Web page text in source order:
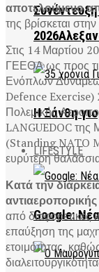
Η Ξάνθη
LIFESTYLE
Google:
αποτελούμενο
της βρίσκεται
Στις 14 Μαρτίου
ΓΕΕΘΑ ως προς
Ενόπλων
Defence
Πολεμικής
LANGUEDOC της
(Standing NATO
ευρύτερη
Κατά την
από διαφορετικές
επαύξηση της
ετοιμότητας,